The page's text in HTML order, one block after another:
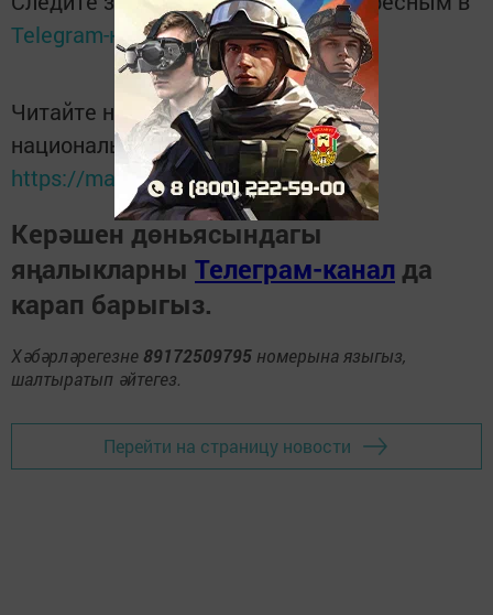
Telegram-каналеТатмедиа
Читайте новости Татарстана в
национальном мессенджере MАХ:
https://max.ru/tatmedia
Керәшен дөньясындагы
яңалыкларны Телеграм-канал да
карап барыгыз.
Хәбәрләрегезне 89172509795 номерына языгыз,
шалтыратып әйтегез.
Перейти на страницу новости